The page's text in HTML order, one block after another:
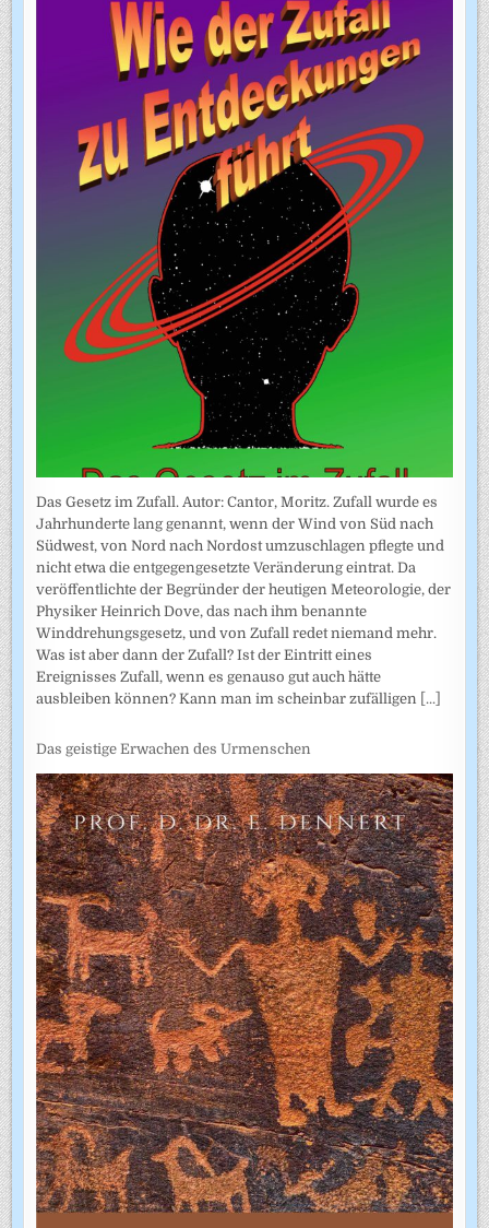
Das Gesetz im Zufall. Autor: Cantor, Moritz. Zufall wurde es
Jahrhunderte lang genannt, wenn der Wind von Süd nach
Südwest, von Nord nach Nordost umzuschlagen pflegte und
nicht etwa die entgegengesetzte Veränderung eintrat. Da
veröffentlichte der Begründer der heutigen Meteorologie, der
Physiker Heinrich Dove, das nach ihm benannte
Winddrehungsgesetz, und von Zufall redet niemand mehr.
Was ist aber dann der Zufall? Ist der Eintritt eines
Ereignisses Zufall, wenn es genauso gut auch hätte
ausbleiben können? Kann man im scheinbar zufälligen [...]
Das geistige Erwachen des Urmenschen